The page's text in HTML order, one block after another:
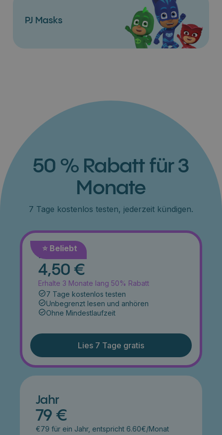
PJ Masks
50 % Rabatt für 3
Monate
7 Tage kostenlos testen, jederzeit kündigen.
⭐️ Beliebt
Monat
4,50 €
Erhalte 3 Monate lang 50% Rabatt
7 Tage kostenlos testen
Unbegrenzt lesen und anhören
Ohne Mindestlaufzeit
Lies 7 Tage gratis
Jahr
79 €
€79 für ein Jahr, entspricht 6.60€/Monat